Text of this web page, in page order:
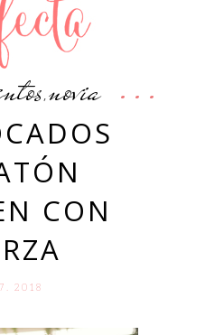
,novia
CON
2018